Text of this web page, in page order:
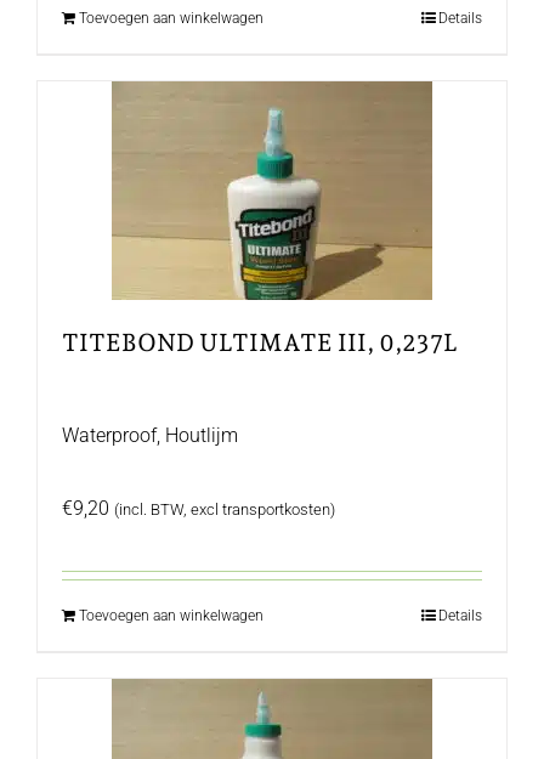
Toevoegen aan winkelwagen Details
TITEBOND ULTIMATE III, 0,237L
Waterproof, Houtlijm
€9,20 (incl. BTW, excl transportkosten)
Toevoegen aan winkelwagen Details